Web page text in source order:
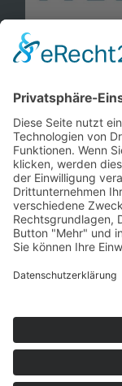
Kontakt
Mitglied
Impressum
Copyright 2023.